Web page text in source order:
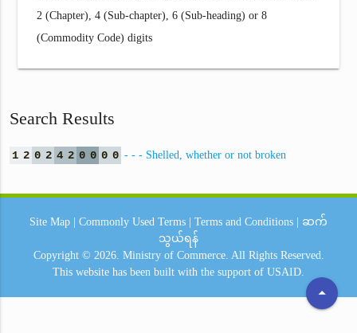
2 (Chapter), 4 (Sub-chapter), 6 (Sub-heading) or 8
(Commodity Code) digits
Search Results
1 2 0 2 4 2 0 0 0 0 - - - Shelled, whether or not broken
arrow_drop_up
Site Map Commonly Used Terms Terms and Conditions
ဆက်
သွယ်ရန်
Copyright © 2026. Ministry of Commerce. All Rights Reserved.
This website has been built with the support of USAID.